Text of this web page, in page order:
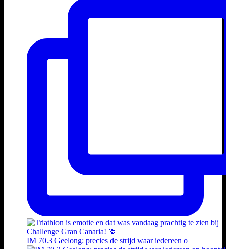
IM 70.3 Geelong: precies de strijd waar iedereen o